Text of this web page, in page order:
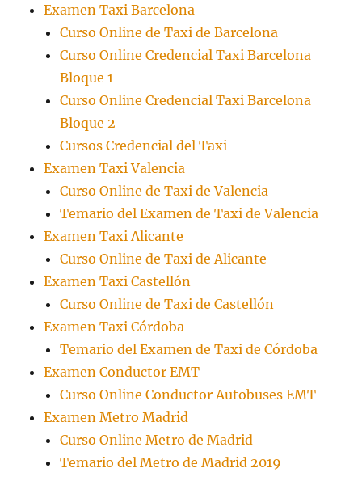
Examen Taxi Barcelona
Curso Online de Taxi de Barcelona
Curso Online Credencial Taxi Barcelona
Bloque 1
Curso Online Credencial Taxi Barcelona
Bloque 2
Cursos Credencial del Taxi
Examen Taxi Valencia
Curso Online de Taxi de Valencia
Temario del Examen de Taxi de Valencia
Examen Taxi Alicante
Curso Online de Taxi de Alicante
Examen Taxi Castellón
Curso Online de Taxi de Castellón
Examen Taxi Córdoba
Temario del Examen de Taxi de Córdoba
Examen Conductor EMT
Curso Online Conductor Autobuses EMT
Examen Metro Madrid
Curso Online Metro de Madrid
Temario del Metro de Madrid 2019